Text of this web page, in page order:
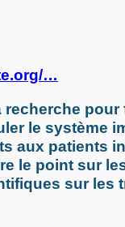
…
recherche pour
le système
aux patients
le point sur
sur les